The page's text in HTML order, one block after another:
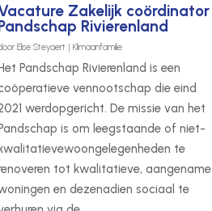
Zakelijk coördinator
Rivierenland
Elise Steyaert | Klimaanfamilie
Pandschap Rivierenland is een
vennootschap die eind
werdopgericht. De missie van het
is om leegstaande of niet-
kwalitatievewoongelegenheden te
tot kwalitatieve, aangename
en dezenadien sociaal te